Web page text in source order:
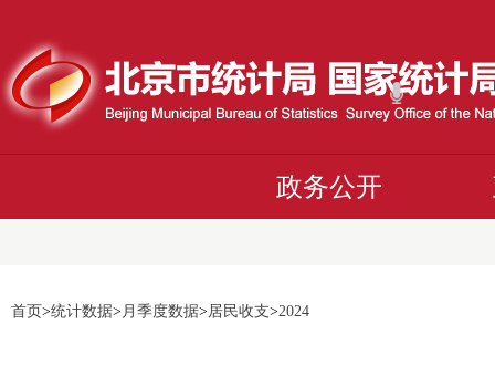
政务公开
首页>统计数据>月季度数据>居民收支>2024